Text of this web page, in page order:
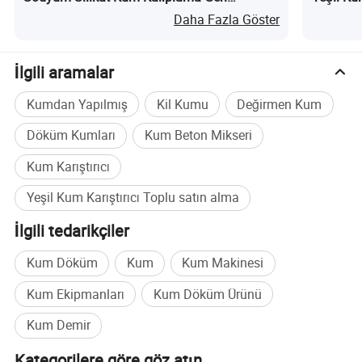
Daha Fazla Göster
İlgili aramalar
Kumdan Yapılmış Kil Kumu
Değirmen Kum
Döküm Kumları
Kum Beton Mikseri
Kum Karıştırıcı
Yeşil Kum Karıştırıcı Toplu satın alma
İlgili tedarikçiler
Kum Döküm Kum
Kum Makinesi
Kum Ekipmanları
Kum Döküm Ürünü
Kum Demir